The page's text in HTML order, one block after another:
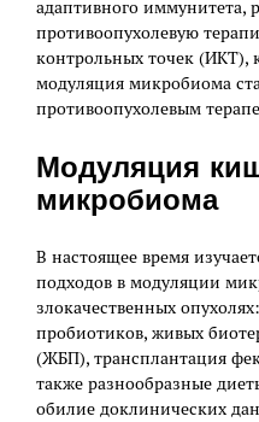
адаптивного иммунитета,
противоопухолевую
контрольных точек (ИКТ),
модуляция микробиома
противоопухолевым
Модуляция
микробиома
В настоящее время
подходов в модуляции
злокачественных
пробиотиков, живых
(ЖБП), трансплантация
также разнообразные
обилие доклинических